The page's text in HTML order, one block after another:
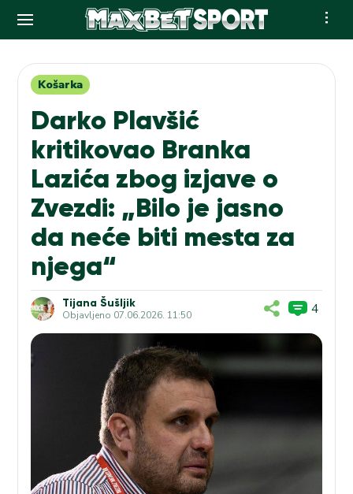
contentKošarka
Darko Plavšić
kritikovao Branka
Lazića zbog izjave o
Zvezdi: „Bilo je jasno
da neće biti mesta za
njega“
Tijana Šušljik
Objavljeno 07.06.2026. 11:50 4